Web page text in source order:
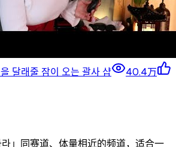
달래줄 잠이 오는 괄사 샵
40.4万
」同赛道、体量相近的频道，适合一